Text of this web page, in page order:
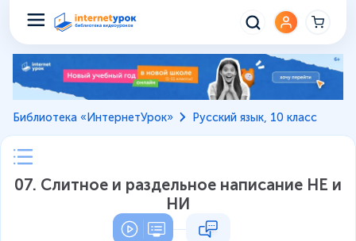
Библиотека «ИнтернетУрок» Русский язык, 10 класс
07. Слитное и раздельное написание НЕ и
НИ